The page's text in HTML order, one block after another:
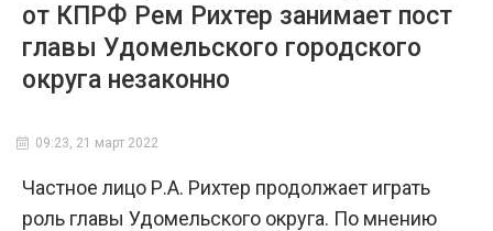
от КПРФ Рем Рихтер занимает пост
главы Удомельского городского
округа незаконно
09:23, 21 март 2022
Частное лицо Р.А. Рихтер продолжает играть
роль главы Удомельского округа. По мнению